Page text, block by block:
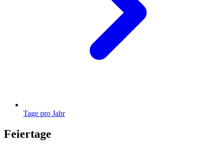
Tage pro Jahr
Feiertage